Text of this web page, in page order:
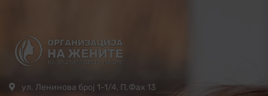
ул. Ленинова број 1-1/4, П.Фах 13